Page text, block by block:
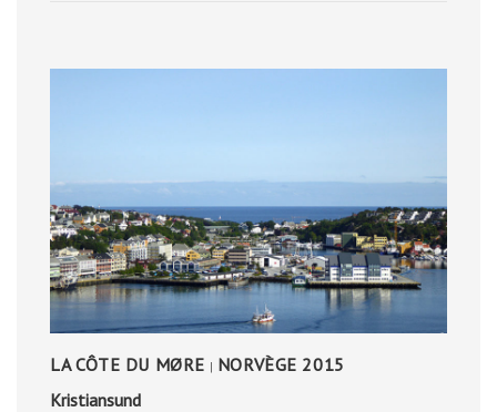
LA CÔTE DU MØRE | NORVÈGE 2015
Kristiansund